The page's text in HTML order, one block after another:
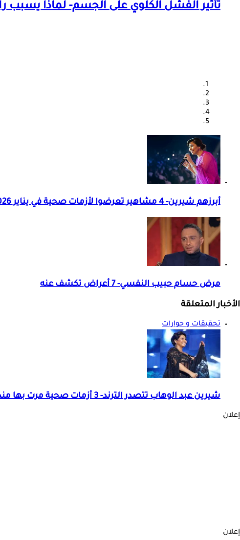
تأثير الفشل الكلوي على الجسم- لماذا يسبب
أبرزهم شيرين- 4 مشاهير تعرضوا لأزمات صحية في يناير 2026
مرض حسام حبيب النفسي- 7 أعراض تكشف عنه
الأخبار المتعلقة
تحقيقات و حوارات
شيرين عبد الوهاب تتصدر الترند- 3 أزمات صحية مرت بها منذ 2019
إعلان
إعلان